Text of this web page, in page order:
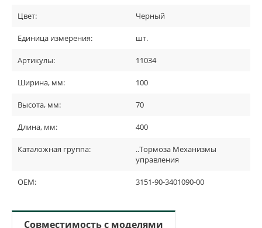
Цвет: Черный
Единица измерения: шт.
Артикулы: 11034
Ширина, мм: 100
Высота, мм: 70
Длина, мм: 400
Каталожная группа:
..Тормоза Механизмы
управления
OEM: 3151-90-3401090-00
Совместимость с моделями